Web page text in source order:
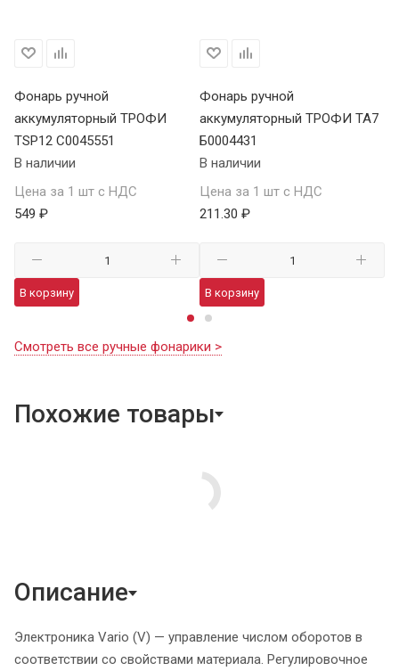
Фонарь ручной
аккумуляторный ТРОФИ
TSP12 C0045551
В наличии
Цена за 1 шт с НДС
549 ₽
В корзину
Фонарь ручной
аккумуляторный ТРОФИ TA7
Б0004431
В наличии
Цена за 1 шт с НДС
211.30 ₽
В корзину
Смотреть все ручные фонарики >
Похожие товары
Описание
Электроника Vario (V) — управление числом оборотов в
соответствии со свойствами материала. Регулировочное